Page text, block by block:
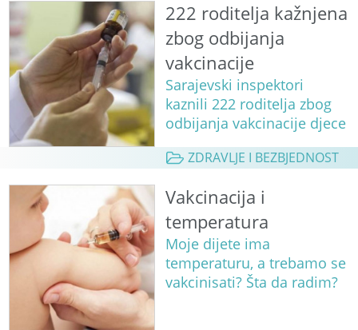
222 roditelja kažnjena
zbog odbijanja
vakcinacije
Sarajevski inspektori
kaznili 222 roditelja zbog
odbijanja vakcinacije djece
ZDRAVLJE I BEZBJEDNOST
Vakcinacija i
temperatura
Moje dijete ima
temperaturu, a trebamo se
vakcinisati? Šta da radim?